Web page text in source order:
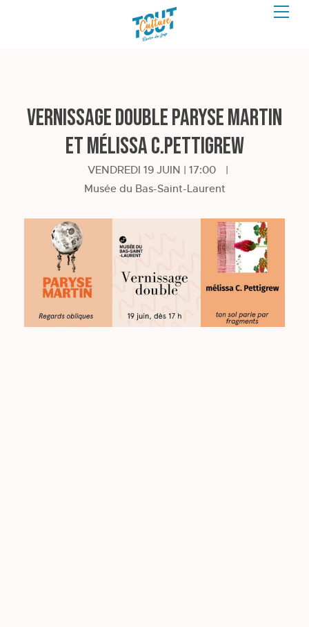
Vernissage double Paryse Martin
et mélissa C.Pettigrew
VENDREDI 19 JUIN | 17:00
|
Musée du Bas-Saint-Laurent